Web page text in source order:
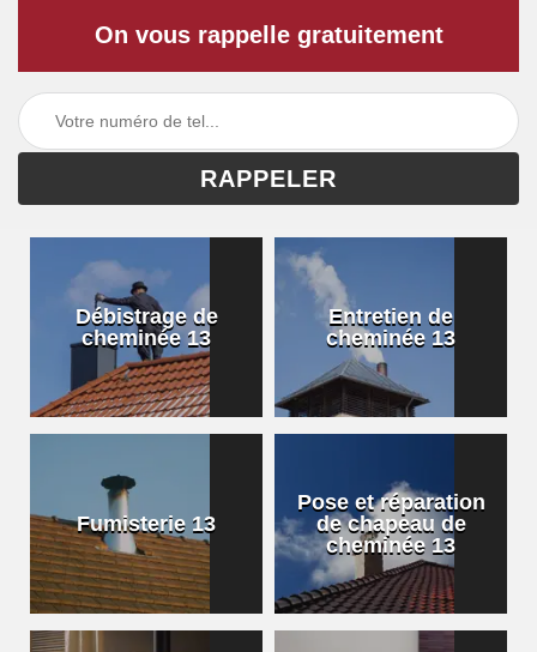
On vous rappelle gratuitement
Débistrage de
cheminée 13
Entretien de
cheminée 13
Fumisterie 13
Pose et réparation
de chapeau de
cheminée 13